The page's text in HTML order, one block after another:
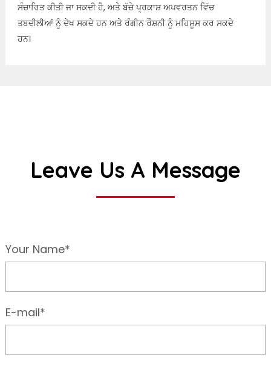
ਸੰਚਾਰਿਤ ਕੀਤੀ ਜਾ ਸਕਦੀ ਹੈ, ਅਤੇ ਬੱਚੇ ਪ੍ਰਕਾਸ਼ ਅਪਵਰਤਨ ਵਿੱਚ
ਤਬਦੀਲੀਆਂ ਨੂੰ ਦੇਖ ਸਕਦੇ ਹਨ ਅਤੇ ਰੰਗੀਨ ਰੌਸ਼ਨੀ ਨੂੰ ਮਹਿਸੂਸ ਕਰ ਸਕਦੇ
ਹਨ।
Leave Us A Message
Your Name*
E-mail*